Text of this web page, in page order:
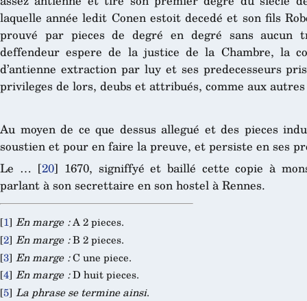
laquelle année ledit Conen estoit decedé et son fils
prouvé par pieces de degré en degré sans
deffendeur espere de la justice de la Chambre, la
d’antienne extraction par luy et ses predecesseurs
privileges de lors, deubs et attribués, comme aux
Au moyen de ce que dessus allegué et des pieces
soustien et pour en faire la preuve, et persiste en ses
Le … [20] 1670, signiffyé et baillé cette copie à
parlant à son secrettaire en son hostel à Rennes.
[1] En marge :A 2 pieces.
[2] En marge :B 2 pieces.
[3] En marge :C une piece.
[4] En marge :D huit pieces.
[5] La phrase se termine ainsi.